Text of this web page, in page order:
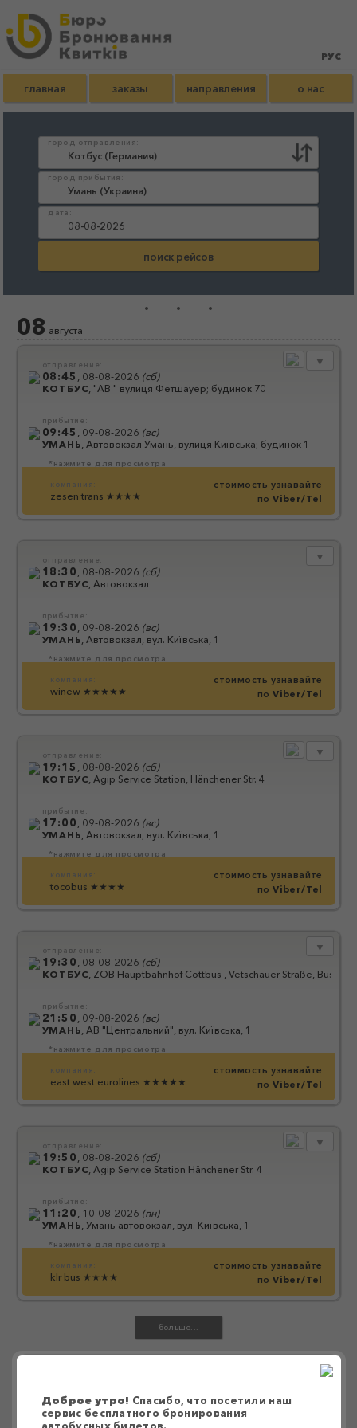
главная заказы направления о нас
город отправления:
город прибытия:
дата:
...
08 августа
▼
*нажмите для просмотра
отправление:
08:45 08-08-2026 (сб)
КОТБУС "АВ " вулиця Фетшауер; будинок 70
прибытие:
09:45 09-08-2026 (вс)
УМАНЬ Автовокзал Умань, вулиця Київська; будинок 1
компания:
zesen trans ★★★★
стоимость узнавайте
поViber/Tel
▼
*нажмите для просмотра
отправление:
18:30 08-08-2026 (сб)
КОТБУС Автовокзал
прибытие:
19:30 09-08-2026 (вс)
УМАНЬ Автовокзал, вул. Київська, 1
компания:
winew ★★★★★
стоимость узнавайте
поViber/Tel
▼
*нажмите для просмотра
отправление:
19:15 08-08-2026 (сб)
КОТБУС Agip Service Station, Hänchener Str. 4
прибытие:
17:00 09-08-2026 (вс)
УМАНЬ Автовокзал, вул. Київська, 1
компания:
tocobus ★★★★
стоимость узнавайте
поViber/Tel
▼
*нажмите для просмотра
отправление:
19:30 08-08-2026 (сб)
КОТБУС ZOB Hauptbahnhof Cottbus , Vetschauer Straße,
прибытие:
21:50 09-08-2026 (вс)
УМАНЬ АВ "Центральний", вул. Київська, 1
компания:
east west eurolines ★★★★★
стоимость узнавайте
поViber/Tel
▼
*нажмите для просмотра
отправление:
19:50 08-08-2026 (сб)
КОТБУС Agip Service Station Hänchener Str. 4
прибытие:
11:20 10-08-2026 (пн)
УМАНЬ Умань автовокзал, вул. Київська, 1
компания:
klr bus ★★★★
стоимость узнавайте
поViber/Tel
ПРИ ПОСАДКЕ В АВТОБУС
Бюро Бронирования Билетов - сервис поиска
Доброе утро! Спасибо, что посетили наш
сервис бесплатного бронирования